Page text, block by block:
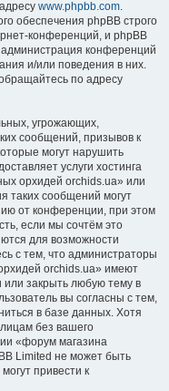
www.phpbb.com.
обеспечения phpBB строго
конференций, и phpBB
администрация конференций
и/или поведения в них.
по адресу
угрожающих,
сообщений, призывов к
могут нарушить
услуги хостинга
орхидей orchids.ua» или
таких сообщений могут
от конференции, при этом
если мы сочтём это
для возможности
с тем, что администраторы
orchids.ua» имеют
или закрыть любую тему в
вы согласны с тем,
в базе данных. Хотя
без вашего
«форум магазина
Limited не может быть
привести к